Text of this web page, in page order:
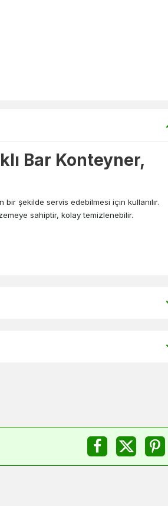
Bar Konteyner,
şekilde servis edebilmesi için kullanılır.
sahiptir, kolay temizlenebilir.